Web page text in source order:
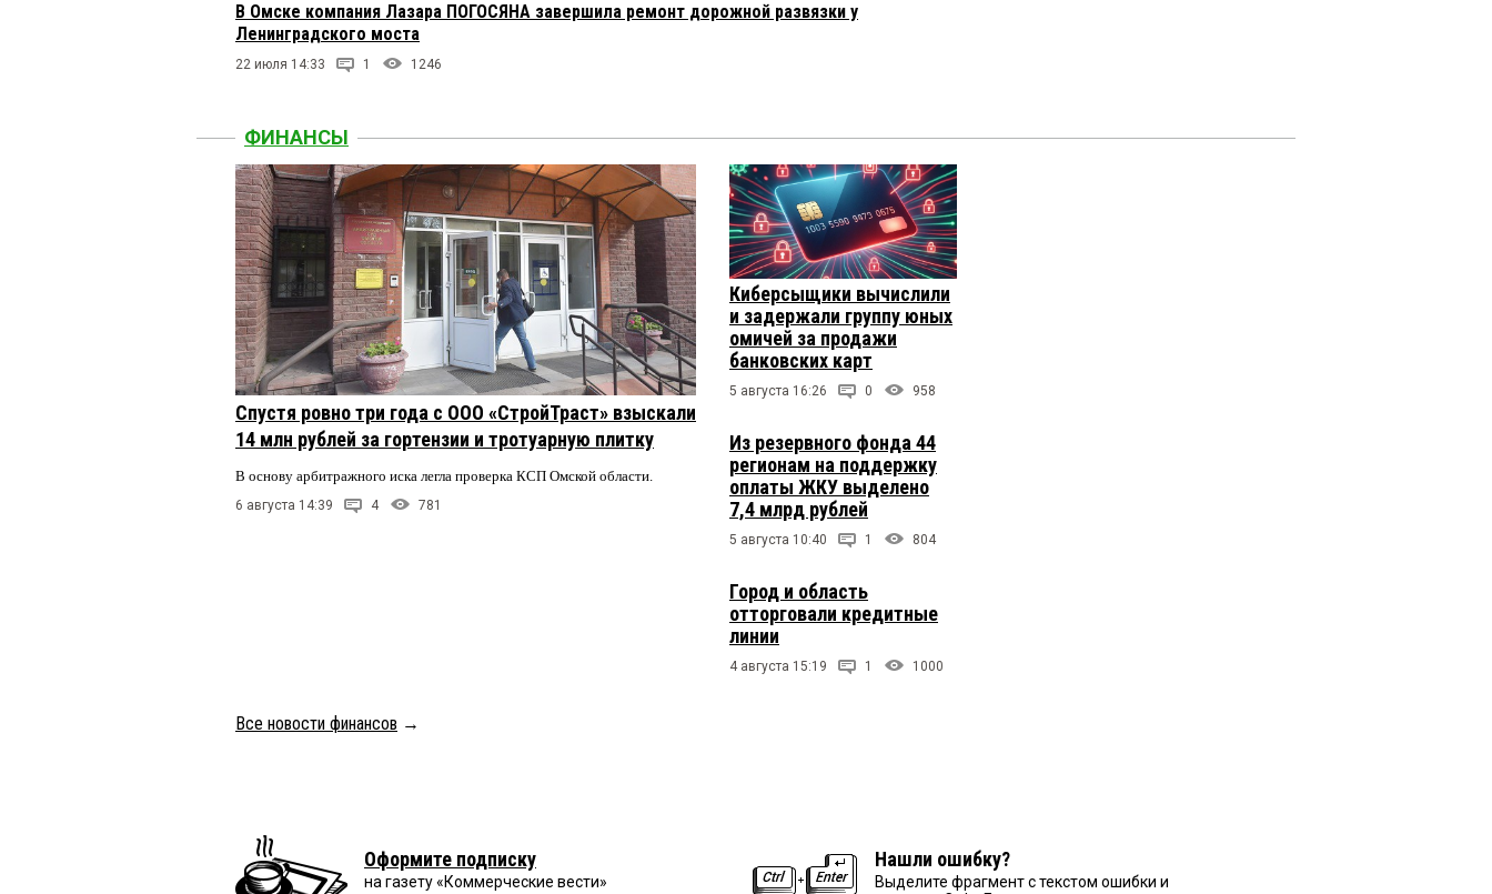
В Омске компания Лазара ПОГОСЯНА завершила ремонт дорожной развязки у
Ленинградского моста
22 июля 14:33 1 1246
ФИНАНСЫ
Спустя ровно три года с ООО «СтройТраст» взыскали
14 млн рублей за гортензии и тротуарную плитку
В основу арбитражного иска легла проверка КСП Омской области.
6 августа 14:39 4 781
Киберсыщики вычислили
и задержали группу юных
омичей за продажи
банковских карт
5 августа 16:26 0 958
Из резервного фонда 44
регионам на поддержку
оплаты ЖКУ выделено
7,4 млрд рублей
5 августа 10:40 1 804
Город и область
отторговали кредитные
линии
4 августа 15:19 1 1000
Все новости финансов →
Оформите подписку
на газету «Коммерческие вести»
Нашли ошибку?
Выделите фрагмент с текстом ошибки и